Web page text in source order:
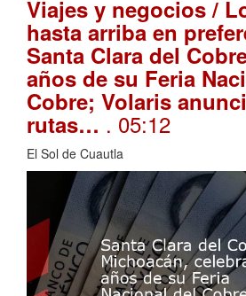
Viajes y negocios /
hasta arriba en
Santa Clara del
años de su Feria
Cobre; Volaris
rutas… . 05:12
El Sol de Cuautla